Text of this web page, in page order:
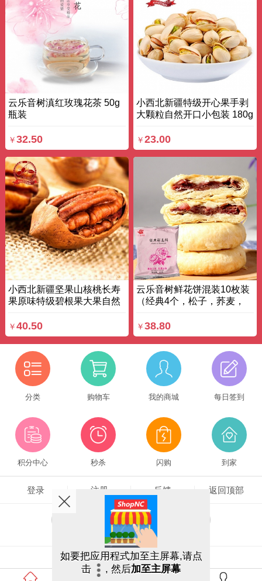
云乐音树滇红玫瑰花茶 50g
瓶装
￥ 32.50
小西北新疆特级开心果手剥
大颗粒自然开口小包装 180g
￥23.00
小西北新疆坚果山核桃长寿
果原味特级碧根果大果自然
￥ 40.50
云乐音树鲜花饼混装10枚装
（经典4个，松子，荞麦，
￥38.80
分类 购物车 我的商城 每日签到
积分中心 秒杀 闪购 到家
登录 注册 反馈 返回顶部
触屏版